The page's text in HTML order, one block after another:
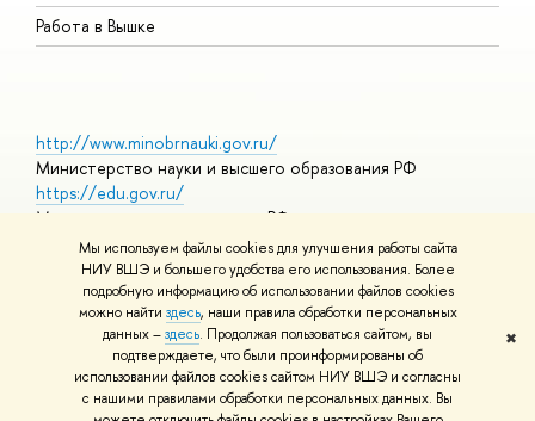
Мы используем файлы cookies для улучшения работы сайта
НИУ ВШЭ и большего удобства его использования. Более
подробную информацию об использовании файлов cookies
можно найти здесь, наши правила обработки персональных
данных –здесь. Продолжая пользоваться сайтом, вы
подтверждаете, что были проинформированы об
использовании файлов cookies сайтом НИУ ВШЭ и согласны
с нашими правилами обработки персональных данных. Вы
✖
Работа в Вышке
http://www.minobrnauki.gov.ru/
Министерство науки и высшего образования РФ
https://edu.gov.ru/
Министерство просвещения РФ
https://elearning.hse.ru/mooc
Массовые открытые онлайн-курсы
© НИУ ВШЭ 1993–2026 Адреса и контактыУсловия
использования материалов Политика конфиденциальности
Шрифты HSE Sans и HSE Slab разработаны вШколе дизайна НИУ